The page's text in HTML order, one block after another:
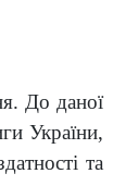
До даної
України,
та